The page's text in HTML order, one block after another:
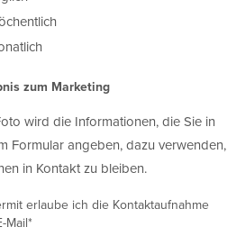
zum Marketing
wird die Informationen, die Sie in
Formular angeben, dazu verwenden,
in Kontakt zu bleiben.
erlaube ich die Kontaktaufnahme
Mail*